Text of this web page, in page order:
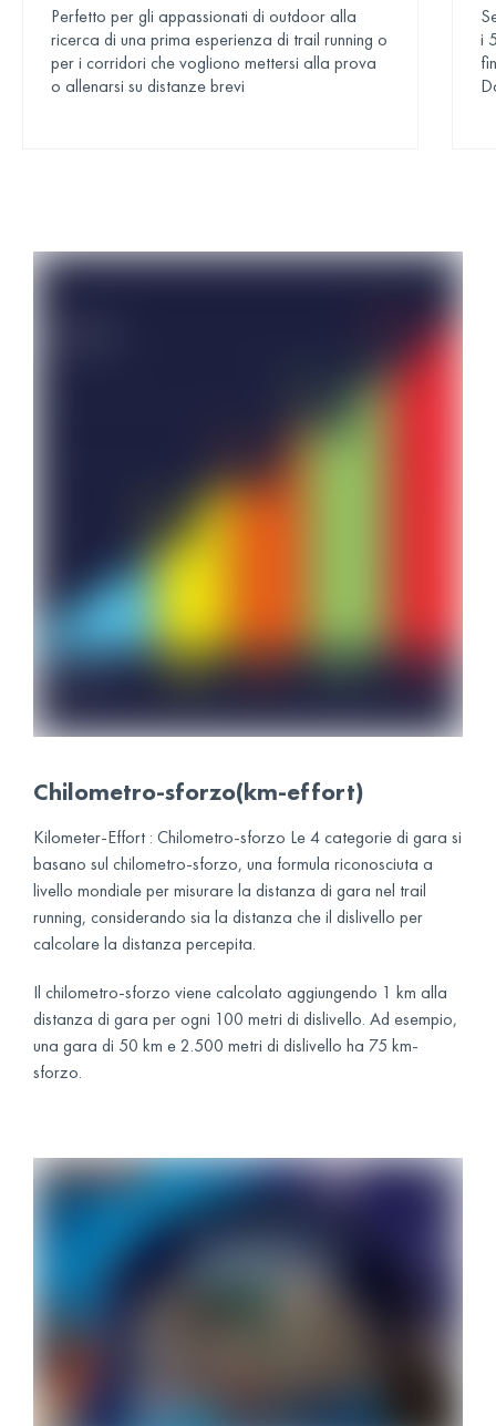
Perfetto per gli appassionati di outdoor alla
ricerca di una prima esperienza di trail running o
per i corridori che vogliono mettersi alla prova
o allenarsi su distanze brevi
i
Chilometro-sforzo(km-effort)
Kilometer-Effort : Chilometro-sforzo Le 4 categorie di gara si
basano sul chilometro-sforzo, una formula riconosciuta a
livello mondiale per misurare la distanza di gara nel trail
running, considerando sia la distanza che il dislivello per
calcolare la distanza percepita.
Il chilometro-sforzo viene calcolato aggiungendo 1 km alla
distanza di gara per ogni 100 metri di dislivello. Ad esempio,
una gara di 50 km e 2.500 metri di dislivello ha 75 km-
sforzo.